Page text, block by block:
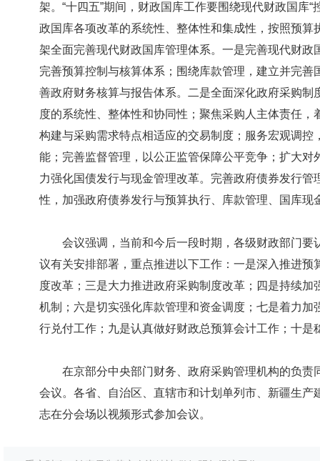
架。“十四五”期间，财政国库工作要围绕现代财政国库
政国库各项改革的系统性、整体性和集成性，按照预算
架全面完善现代财政国库管理体系。一是完善现代财
完善预算控制与核算体系；围绕库款管理，建立并完
善政府财务核算与报告体系。二是全面深化政府采购
度的系统性、整体性和协同性；聚焦采购人主体责任
构建与采购需求特点相适应的交易制度；服务宏观调
能；完善监督管理，以公正监管保障公平竞争；扩大
力强化国债发行与现金管理改革。完善政府债券发行
性，加强政府债券发行与预算执行、库款管理、国库现
会议强调，当前和今后一段时期，各级财政部门要
议有关安排部署，重点推进以下工作：一是深入推进
度改革；三是大力推进政府采购制度改革；四是持续
机制；六是切实强化库款管理和资金调度；七是着力
行兑付工作；九是认真做好财政总预算会计工作；十是
在京部分中央部门财务、政府采购管理机构的负责
会议。各省、自治区、直辖市和计划单列市、新疆生
志在分会场以视频形式参加会议。